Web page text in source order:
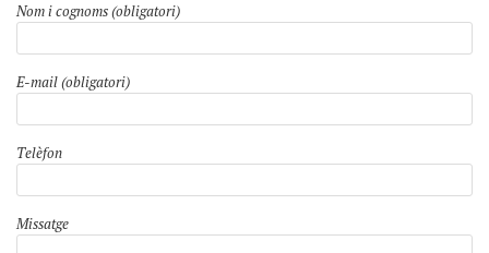
Nom i cognoms (obligatori)
E-mail (obligatori)
Telèfon
Missatge